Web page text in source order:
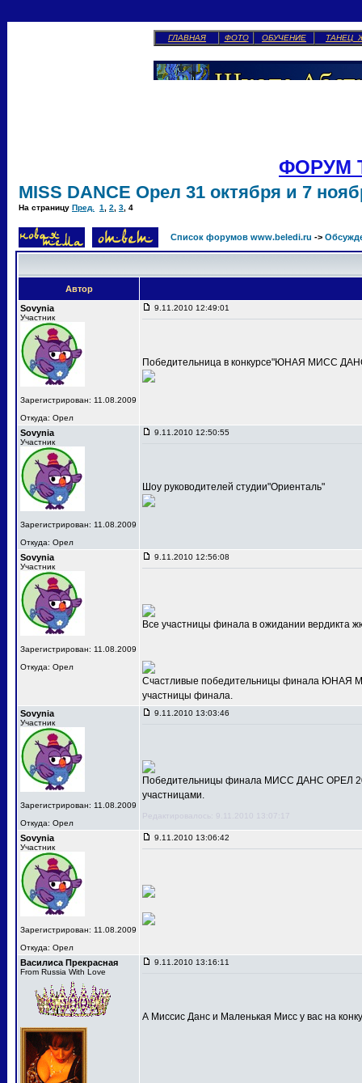
ГЛАВНАЯ ФОТО ОБУЧЕНИЕ ТАНЕЦ
ФОРУМ
MISS DANCE Орел 31 октября и 7
На страницу Пред. 1 2 3 4
Список форумов www.beledi.ru ->
Автор
Sovynia
Участник
Зарегистрирован: 11.08.2009
Откуда: Орел
9.11.2010 12:49:01
Победительница в конкурсе"ЮНАЯ МИСС
Sovynia
Участник
Зарегистрирован: 11.08.2009
Откуда: Орел
9.11.2010 12:50:55
Шоу руководителей студии"Ориенталь"
Sovynia
Участник
Зарегистрирован: 11.08.2009
Откуда: Орел
9.11.2010 12:56:08
Все участницы финала в ожидании вердикта
Счастливые победительницы финала ЮНАЯ
участницы финала.
Sovynia
Участник
Зарегистрирован: 11.08.2009
Откуда: Орел
9.11.2010 13:03:46
Победительницы финала МИСС ДАНС ОРЕЛ
участницами.
Редактировалось: 9.11.2010 13:07:17
Sovynia
Участник
Зарегистрирован: 11.08.2009
Откуда: Орел
9.11.2010 13:06:42
Василиса Прекрасная
From Russia With Love
9.11.2010 13:16:11
А Миссис Данс и Маленькая Мисс у вас на